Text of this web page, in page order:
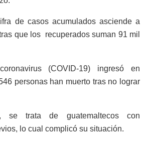
de casos acumulados asciende a
que los recuperados suman 91 mil
(COVID-19) ingresó en
personas han muerto tras no lograr
se trata de guatemaltecos con
lo cual complicó su situación.